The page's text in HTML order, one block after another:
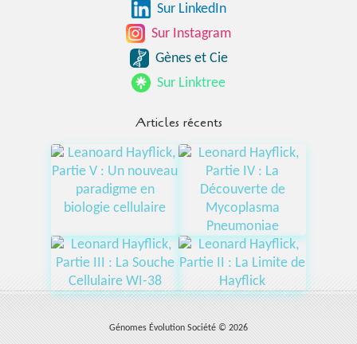
Sur LinkedIn
Sur Instagram
Gènes et Cie
Sur Linktree
Articles récents
Génomes Évolution Société © 2026